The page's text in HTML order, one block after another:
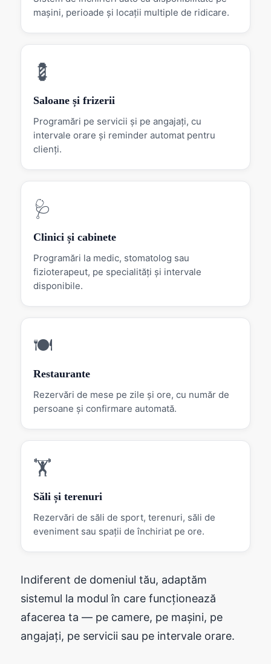
mașini, perioade și locații multiple de ridicare.
💈
Saloane și frizerii
Programări pe servicii și pe angajați, cu
intervale orare și reminder automat pentru
clienți.
🩺
Clinici și cabinete
Programări la medic, stomatolog sau
fizioterapeut, pe specialități și intervale
disponibile.
🍽
Restaurante
Rezervări de mese pe zile și ore, cu număr de
persoane și confirmare automată.
🏋
Săli și terenuri
Rezervări de săli de sport, terenuri, săli de
eveniment sau spații de închiriat pe ore.
Indiferent de domeniul tău, adaptăm
sistemul la modul în care funcționează
afacerea ta — pe camere, pe mașini, pe
angajați, pe servicii sau pe intervale orare.